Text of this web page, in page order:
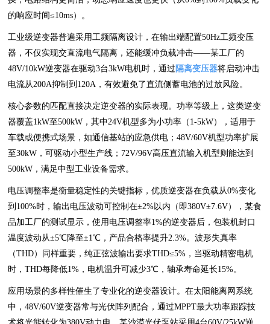
的响应时间≤10ms）。
工业级逆变器普遍采用工频隔离设计，在输出端配置50Hz工频变压
器，不仅实现交直流电气隔离，还能缓冲负载冲击——某工厂的
48V/10kW逆变器在驱动3台3kW电机时，通过 隔离变压器将启动冲击
电流从200A抑制到120A，有效避免了直流侧蓄电池的过放风险。
核心参数的匹配直接决定逆变器的实际表现。功率等级上，这类逆变
器覆盖1kW至500kW，其中24V机型多为小功率（1-5kW），适用于
车载或便携式场景，如通信基站的应急供电；48V/60V机型功率扩展
至30kW，可驱动小型生产线；72V/96V高压直流输入机型则能达到
500kW，满足中型工业设备需求。
电压调整率是衡量稳定性的关键指标，优质逆变器在负载从0%变化
到100%时，输出电压波动可控制在±2%以内（即380V±7.6V），某食
品加工厂的测试显示，使用电压调整率1%的逆变器后，包装机封口
温度波动从±5℃降至±1℃，产品合格率提升2.3%。波形失真率
（THD）同样重要，纯正弦波输出要求THD≤5%，当驱动精密电机
时，THD每降低1%，电机温升可减少3℃，轴承寿命延长15%。
应用场景的多样性催生了专业化的逆变器设计。在太阳能离网系统
中，48V/60V逆变器常与光伏阵列配合，通过MPPT最大功率跟踪技